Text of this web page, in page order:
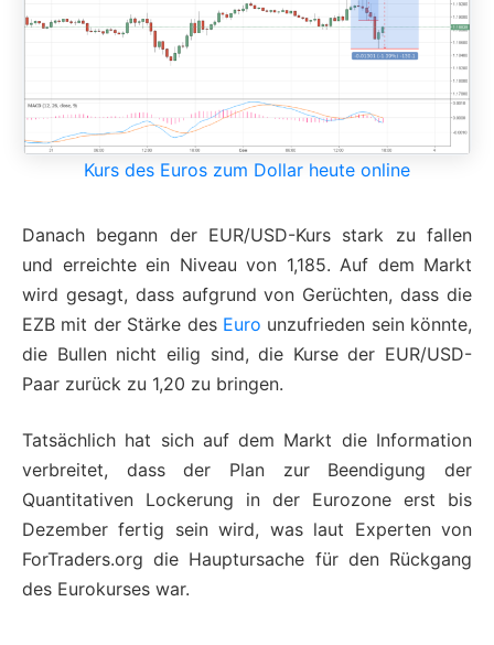
Kurs des Euros zum Dollar heute online
Danach begann der EUR/USD-Kurs stark zu fallen
und erreichte ein Niveau von 1,185. Auf dem Markt
wird gesagt, dass aufgrund von Gerüchten, dass die
EZB mit der Stärke des Euro unzufrieden sein könnte,
die Bullen nicht eilig sind, die Kurse der EUR/USD-
Paar zurück zu 1,20 zu bringen.
Tatsächlich hat sich auf dem Markt die Information
verbreitet, dass der Plan zur Beendigung der
Quantitativen Lockerung in der Eurozone erst bis
Dezember fertig sein wird, was laut Experten von
ForTraders.org die Hauptursache für den Rückgang
des Eurokurses war.